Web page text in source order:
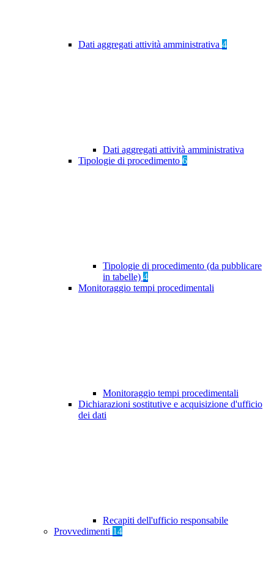
Dati aggregati attività amministrativa 4
Dati aggregati attività amministrativa
Tipologie di procedimento 6
Tipologie di procedimento (da pubblicare
in tabelle) 4
Monitoraggio tempi procedimentali
Monitoraggio tempi procedimentali
Dichiarazioni sostitutive e acquisizione d'ufficio
dei dati
Recapiti dell'ufficio responsabile
Provvedimenti 14